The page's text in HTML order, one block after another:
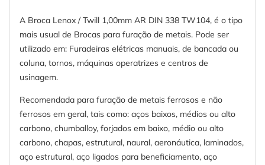
A Broca Lenox / Twill 1,00mm AR DIN 338 TW104, é o tipo
mais usual de Brocas para furação de metais. Pode ser
utilizado em: Furadeiras elétricas manuais, de bancada ou
coluna, tornos, máquinas operatrizes e centros de
usinagem.
Recomendada para furação de metais ferrosos e não
ferrosos em geral, tais como: aços baixos, médios ou alto
carbono, chumballoy, forjados em baixo, médio ou alto
carbono, chapas, estrutural, naural, aeronáutica, laminados,
aço estrutural, aço ligados para beneficiamento, aço